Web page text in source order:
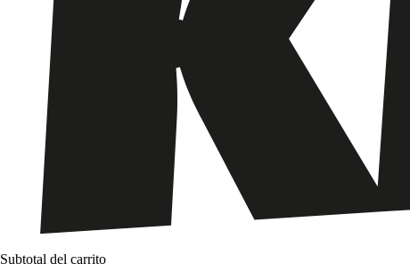
Subtotal del carrito